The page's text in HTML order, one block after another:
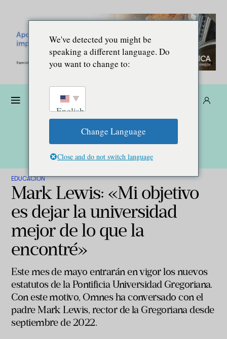
EDUCACIÓN
Mark Lewis: «Mi objetivo
es dejar la universidad
mejor de lo que la
encontré»
Este mes de mayo entrarán en vigor los nuevos
estatutos de la Pontificia Universidad Gregoriana.
Con este motivo, Omnes ha conversado con el
padre Mark Lewis, rector de la Gregoriana desde
septiembre de 2022.
We've detected you might be
speaking a different language. Do
you want to change to:
English
Change Language
Close and do not switch language